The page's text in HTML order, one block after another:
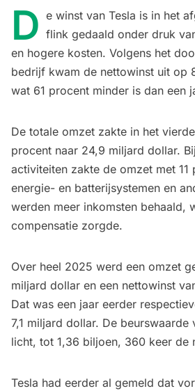
D e winst van Tesla is in het
flink gedaald onder druk
en hogere kosten. Volgens het
bedrijf kwam de nettowinst uit op
wat 61 procent minder is dan een
De totale omzet zakte in het
procent naar 24,9 miljard dollar.
activiteiten zakte de omzet met
energie- en batterijsystemen en
werden meer inkomsten behaald,
compensatie zorgde.
Over heel 2025 werd een omzet
miljard dollar en een nettowinst
Dat was een jaar eerder
7,1 miljard dollar. De beurswaarde
licht, tot 1,36 biljoen, 360 keer de
Tesla had eerder al gemeld dat